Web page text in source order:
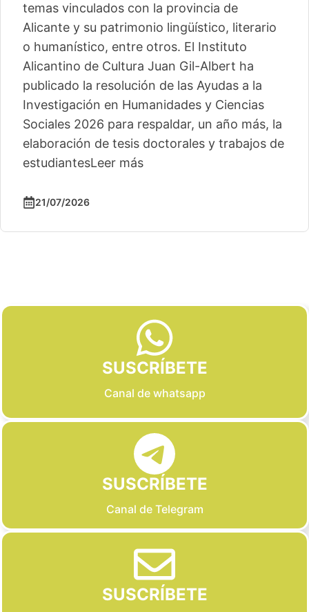
temas vinculados con la provincia de
Alicante y su patrimonio lingüístico, literario
o humanístico, entre otros. El Instituto
Alicantino de Cultura Juan Gil-Albert ha
publicado la resolución de las Ayudas a la
Investigación en Humanidades y Ciencias
Sociales 2026 para respaldar, un año más, la
elaboración de tesis doctorales y trabajos de
estudiantesLeer más
21/07/2026
SUSCRÍBETE
Canal de whatsapp
SUSCRÍBETE
Canal de Telegram
SUSCRÍBETE